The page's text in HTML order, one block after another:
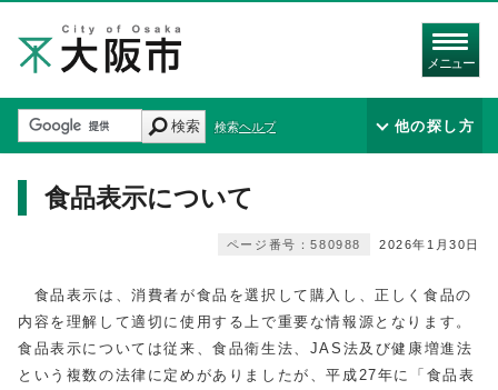
メニュー
検索 検索ヘルプ 他の探し方
食品表示について
2026年1月30日
ページ番号：580988
食品表示は、消費者が食品を選択して購入し、正しく食品の
内容を理解して適切に使用する上で重要な情報源となります。
食品表示については従来、食品衛生法、JAS法及び健康増進法
という複数の法律に定めがありましたが、平成27年に「食品表